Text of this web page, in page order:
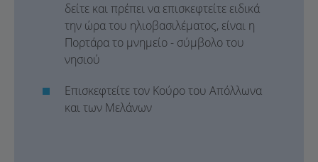
δείτε και πρέπει να επισκεφτείτε ειδικά
την ώρα του ηλιοβασιλέματος, είναι η
Πορτάρα το μνημείο - σύμβολο του
νησιού
Επισκεφτείτε τον Κούρο του Απόλλωνα
και των Μελάνων